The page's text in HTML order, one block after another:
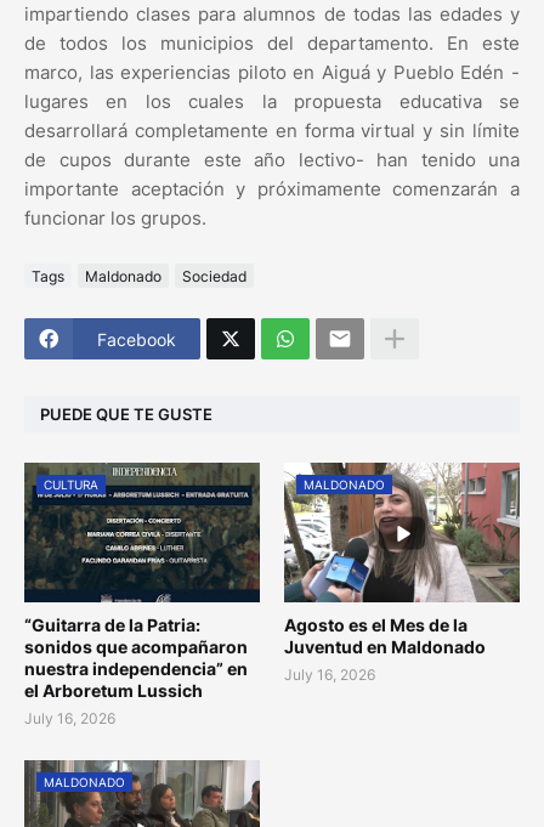
impartiendo clases para alumnos de todas las edades y
de todos los municipios del departamento. En este
marco, las experiencias piloto en Aiguá y Pueblo Edén -
lugares en los cuales la propuesta educativa se
desarrollará completamente en forma virtual y sin límite
de cupos durante este año lectivo- han tenido una
importante aceptación y próximamente comenzarán a
funcionar los grupos.
Tags Maldonado Sociedad
Facebook
PUEDE QUE TE GUSTE
CULTURA
“Guitarra de la Patria:
sonidos que acompañaron
nuestra independencia” en
el Arboretum Lussich
July 16, 2026
MALDONADO
Agosto es el Mes de la
Juventud en Maldonado
July 16, 2026
MALDONADO